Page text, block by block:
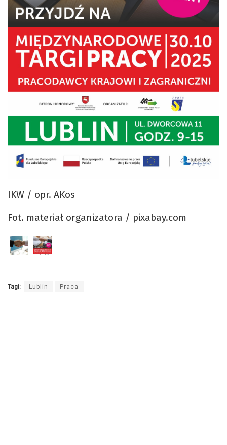
IKW / opr. AKos
Fot. materiał organizatora / pixabay.com
Tagi: Lublin Praca